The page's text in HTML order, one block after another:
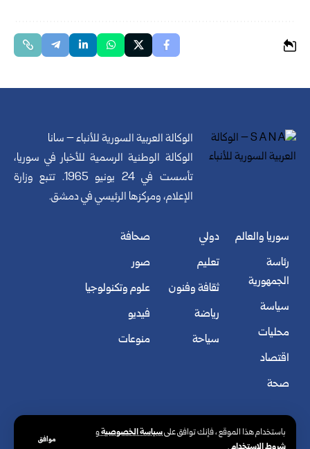
باستخدام هذا الموقع ، فإنك توافق علىسياسة الخصوصيةو
موافق
الوكالة العربية السورية للأنباء – سانا
الوكالة الوطنية الرسمية للأخبار في سوريا،
تأسست في 24 يونيو 1965. تتبع وزارة
الإعلام، ومركزها الرئيسي في دمشق.
سوريا والعالم
رئاسة
الجمهورية
سياسة
محليات
اقتصاد
صحة
دولي
تعليم
ثقافة وفنون
رياضة
سياحة
صحافة
صور
علوم وتكنولوجيا
فيديو
منوعات